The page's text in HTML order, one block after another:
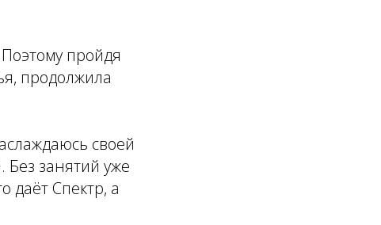
пройдя
продолжила
своей
занятий уже
даёт Спектр, а